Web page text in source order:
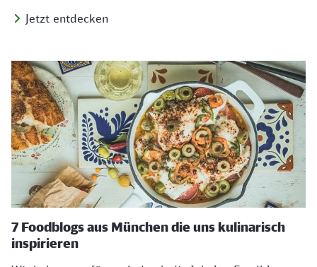
Jetzt entdecken
7 Foodblogs aus München die uns kulinarisch
inspirieren